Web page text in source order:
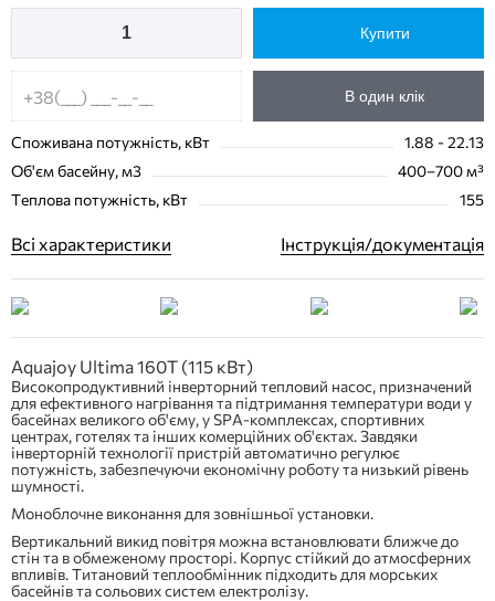
Купити
В один клік
Споживана потужність, кВт
1.88 - 22.13
Об'єм басейну, м3
400–700 м³
Теплова потужність, кВт
155
Всі характеристики Інструкція/документація
Aquajoy Ultima 160T (115 кВт)
Високопродуктивний інверторний тепловий насос, призначений
для ефективного нагрівання та підтримання температури води у
басейнах великого об'єму, у SPA-комплексах, спортивних
центрах, готелях та інших комерційних об'єктах. Завдяки
інверторній технології пристрій автоматично регулює
потужність, забезпечуючи економічну роботу та низький рівень
шумності.
Моноблочне виконання для зовнішньої установки.
Вертикальний викид повітря можна встановлювати ближче до
стін та в обмеженому просторі. Корпус стійкий до атмосферних
впливів. Титановий теплообмінник підходить для морських
басейнів та сольових систем електролізу.